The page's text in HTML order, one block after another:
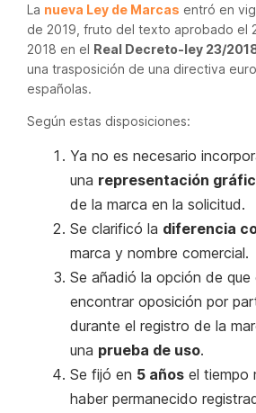
La nueva Ley de Marcas entró en
de 2019, fruto del texto aprobado el
2018 en el Real Decreto-ley 23/
una trasposición de una directiva
españolas.
Según estas disposiciones:
Ya no es necesario
una representación
de la marca en la solicitud.
Se clarificó la diferencia
marca y nombre comercial.
Se añadió la opción de que
encontrar oposición por
durante el registro de la
una prueba de uso.
Se fijó en 5 años el tiempo
haber permanecido